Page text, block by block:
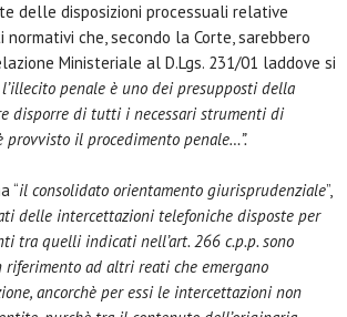
delle disposizioni processuali relative
che, secondo la Corte, sarebbero
Ministeriale al D.Lgs. 231/01 laddove si
penale è uno dei presupposti della
disporre di tutti i necessari strumenti di
provvisto il procedimento penale…”.
“il consolidato orientamento giurisprudenziale”,
delle intercettazioni telefoniche disposte per
tra quelli indicati nell’art. 266 c.p.p. sono
ad altri reati che emergano
ancorchè per essi le intercettazioni non